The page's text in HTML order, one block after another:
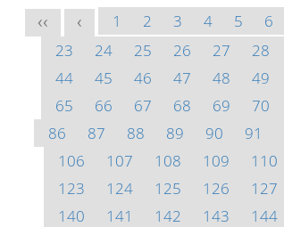
<< < 1 2 3 4 5 6
23
24 25 26 27 28
44
45 46 47 48 49
65
66 67 68 69 70
86
87 88 89 90 91
106
107 108 109 110
123
124 125 126 127
140
141 142 143 144